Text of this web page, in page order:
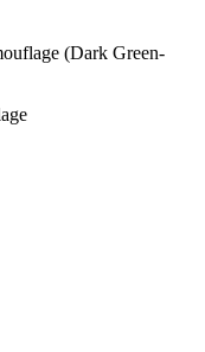
(Dark Green-